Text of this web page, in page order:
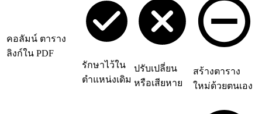
คอลัมน์ ตาราง
ลิงก์ใน PDF
รักษาไว้ใน
ตำแหน่งเดิม
ปรับเปลี่ยน
หรือเสียหาย
สร้างตาราง
ใหม่ด้วยตนเอง